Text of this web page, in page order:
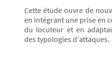
Cette étude ouvre de
en intégrant une prise en
du locuteur et en
des typologies d’attaques.